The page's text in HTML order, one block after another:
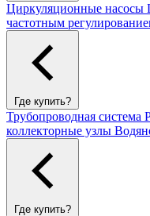
Циркуляционные насосы
частотным
Где купить?
Трубопроводная система
коллекторные узлы
Где купить?